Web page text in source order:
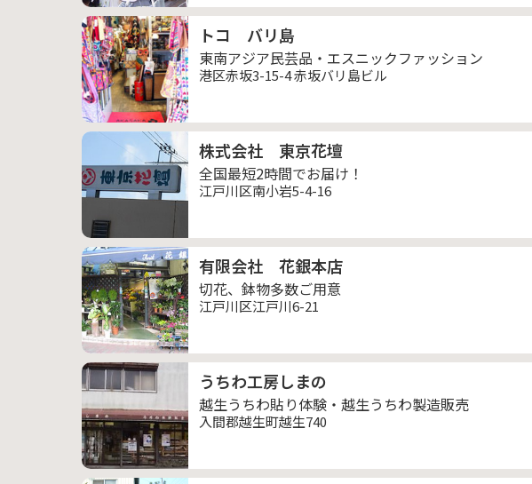
トコ バリ島
東南アジア民芸品・エスニックファッション
港区赤坂3-15-4 赤坂バリ島ビル
株式会社 東京花壇
全国最短2時間でお届け！
江戸川区南小岩5-4-16
有限会社 花銀本店
切花、鉢物多数ご用意
江戸川区江戸川6-21
うちわ工房しまの
越生うちわ貼り体験・越生うちわ製造販売
入間郡越生町越生740